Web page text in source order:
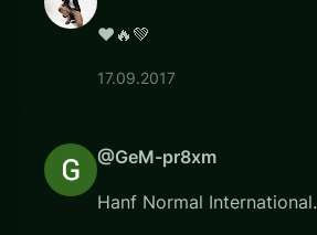
❤️🔥💚
17.09.2017
@GeM-pr8xm
Hanf Normal International.